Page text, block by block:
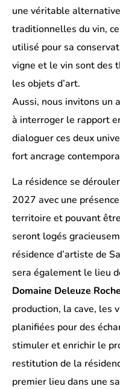
une véritable
traditionnelles du vin,
utilisé pour sa
vigne et le vin sont des
les objets d’art.
Aussi, nous invitons un
à interroger le rapport
dialoguer ces deux
fort ancrage
La résidence se
2027 avec une
territoire et pouvant
seront logés
résidence d’artiste de
sera également le lieu
Domaine Deleuze
production, la cave, les
planifiées pour des
stimuler et enrichir le
restitution de la
premier lieu dans une